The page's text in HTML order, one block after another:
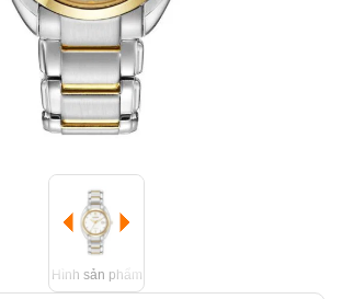
Hình sản phẩm